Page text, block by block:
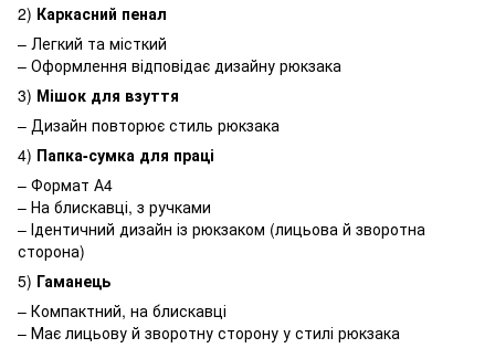
2) Каркасний пенал
– Легкий та місткий
– Оформлення відповідає дизайну рюкзака
3) Мішок для взуття
– Дизайн повторює стиль рюкзака
4) Папка-сумка для праці
– Формат А4
– На блискавці, з ручками
– Ідентичний дизайн із рюкзаком (лицьова й зворотна
сторона)
5) Гаманець
– Компактний, на блискавці
– Має лицьову й зворотну сторону у стилі рюкзака